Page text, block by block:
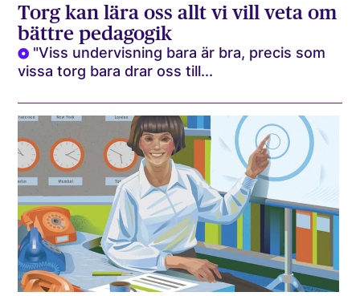
Torg kan lära oss allt vi vill veta om
bättre pedagogik
"Viss undervisning bara är bra, precis som
vissa torg bara drar oss till...